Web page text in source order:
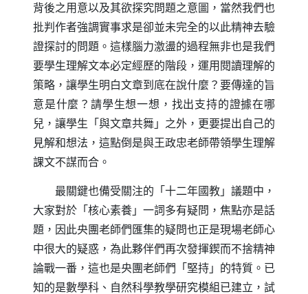
背後之用意以及其欲探究問題之意圖，當然我們也
批判作者強調實事求是卻並未完全的以此精神去驗
證探討的問題。這樣腦力激盪的過程無非也是我們
要學生理解文本必定經歷的階段，運用閱讀理解的
策略，讓學生明白文章到底在說什麼？要傳達的旨
意是什麼？請學生想一想，找出支持的證據在哪
兒，讓學生「與文章共舞」之外，更要提出自己的
見解和想法，這點倒是與王政忠老師帶領學生理解
課文不謀而合。
最關鍵也備受關注的「十二年國教」議題中，
大家對於「核心素養」一詞多有疑問，焦點亦是話
題，因此央團老師們匯集的疑問也正是現場老師心
中很大的疑惑，為此夥伴們再次發揮鍥而不捨精神
論戰一番，這也是央團老師們「堅持」的特質。已
知的是數學科、自然科學教學研究模組已建立，試